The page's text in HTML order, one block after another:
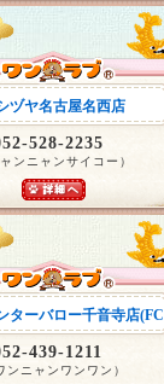
ヅヤ名古屋名西店
528-2235
ャンニャンサイコー）
ターバロー千音寺店
439-1211
ンニャンワンワン）